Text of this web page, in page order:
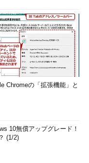
Chromeの「拡張機能」と
10無償アップグレード！
(1/2)